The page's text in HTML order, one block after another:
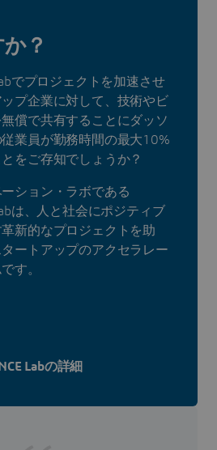
？
でプロジェクトを加速させ
プ企業に対して、技術やビ
償で共有することにダッソ
業員が勤務時間の最大10%
をご存知でしょうか？
ション・ラボである
は、人と社会にポジティブ
新的なプロジェクトを助
ートアップのアクセラレー
す。
Labの詳細